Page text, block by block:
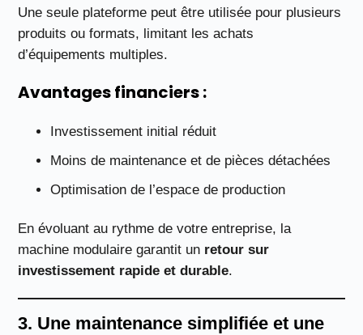
Une seule plateforme peut être utilisée pour plusieurs
produits ou formats, limitant les achats
d’équipements multiples.
Avantages financiers :
Investissement initial réduit
Moins de maintenance et de pièces détachées
Optimisation de l’espace de production
En évoluant au rythme de votre entreprise, la
machine modulaire garantit un retour sur
investissement rapide et durable.
3. Une maintenance simplifiée et une